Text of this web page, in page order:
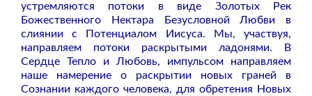
устремляются потоки в виде Золотых Рек
Божественного Нектара Безусловной Любви в
слиянии с Потенциалом Иисуса. Мы, участвуя,
направляем потоки раскрытыми ладонями. В
Сердце Тепло и Любовь, импульсом направляем
наше намерение о раскрытии новых граней в
Сознании каждого человека, для обретения Новых